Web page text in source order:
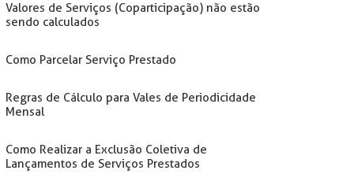
Valores de Serviços (Coparticipação) não estão
sendo calculados
Como Parcelar Serviço Prestado
Regras de Cálculo para Vales de Periodicidade
Mensal
Como Realizar a Exclusão Coletiva de
Lançamentos de Serviços Prestados